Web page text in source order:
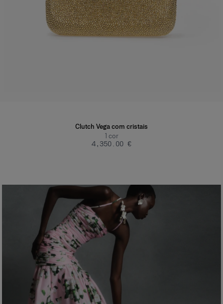
Clutch Vega com cristais
1 cor
‌4,350.00 €